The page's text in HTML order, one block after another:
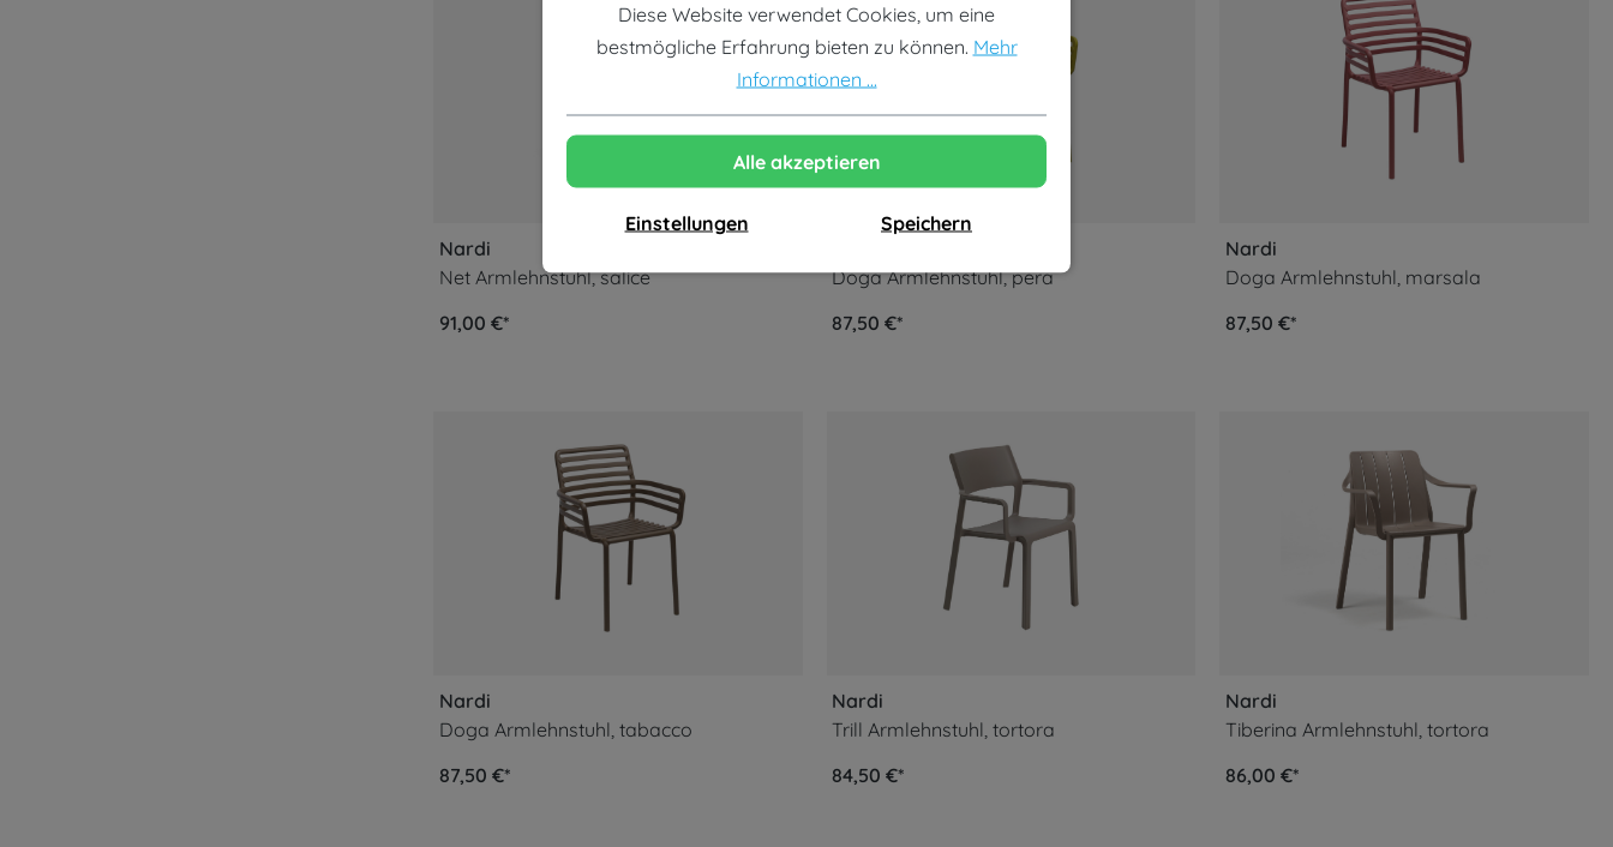
Nardi
Net Armlehnstuhl, salice
91,00 €*
Doga Armlehnstuhl, pera
87,50 €*
Nardi
Doga Armlehnstuhl, marsala
87,50 €*
Nardi
Doga Armlehnstuhl, tabacco
87,50 €*
Nardi
Trill Armlehnstuhl, tortora
84,50 €*
Nardi
Tiberina Armlehnstuhl, tortora
86,00 €*
Diese Website verwendet Cookies, um eine
bestmögliche Erfahrung bieten zu können. Mehr
Informationen ...
Alle akzeptieren
Einstellungen Speichern